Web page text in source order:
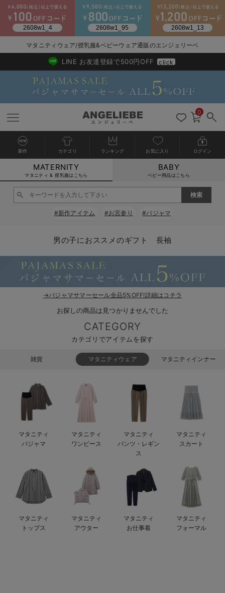
マタニティウェア全て
マタニティ ワンピース
マタニティ トップス
マタニティ アウター（コート）・ママコート
マタニティ 下着・インナー全て
授乳ブラ・マタニティブラ（マタニティインナー・産後用品）
マタニティ 授乳 キャミソール
産褥ショーツ
骨盤・マタニティベルト （妊娠中・産後）
マタニティ 腹巻き
授乳服全て
マタニティ フォーマル全て
マタニティ スーツ
マタニティ フォーマル パンツ・ボトムス
授乳用品全て
妊婦用 抱き枕・授乳クッション
マタニティレッグウェア全て
マタニティストッキング・タイツ
マタニティ ボディケア全て
アウトレット全て
【アウトレット】ワンピース
【アウトレット】パジャマ
【アウトレット】インナー
【アウトレット】ベビー
特集全て
コットン素材
ブラトップ
快適機能ウェア特集 トップス
快適機能ウェア特集 ボトムス
快適機能ウェア特集 パジャマ
安心の日本製。先輩ママが買ってよかった！本当に必要な出産準備品
ハレの日に着るANGELIEBEのセレモニー
買って正解！高評価レビューアイテム
再入荷全て
再入荷｜インナー
戻る
送料無料アイテム全て
ワンピース
スカート
パジャマ
インナー
ベビー
戻る
ブラキャミ おまとめ
MAX55%OFF ブラックフ
戻る
【37周年祭セール】
【37周年祭セール】
戻る
気温差別オススメア
【15℃】3月下旬～
戻る
動きやすく着回しで
戻る
強撚スムース(コスパ
戻る
マタニティウェア
【おまとめ割】パジ
戻る
こだわりの履き心地
カジュアル
オフィス
戻る
ジャケット派
きれいめ美脚パンツ派
ツィード派
王道シンプル派
戻る
出産準備応援割全て
マタニティパジャマ
戻る
【オフィスカジュア
戻る
レギンスタイプ
戻る
【フォーマル】ワン
戻る
【ベビー】長袖
戻る
ハンカチ
短肌着
セット
戻る
快適ウェア10%OFF
快適ウェア10%OFF
戻る
春のマタニティワン
セットアップ・ レイ
ジャンパースカート/
ワーク・オフィス
カジュアル
あったかアイテム｜
戻る
Gift Selection 出産
〜3,000円（税込）
10,001円（税込）〜
女の子におススメの
男の子におススメの
もらって嬉しいギフト
何枚あっても嬉しい
長く使えるアイテム
お部屋映えアイテム
戻る
冬の冷え対策インナ
薄くてあったか
保温&リカバリー
レギンス・タイツ
カップ付きインナー
裏起毛素材
戻る
入院準備の持ち物チ
入院してすぐ使うグ
戻る
冬のあったか特集全て
【冬のあったか特集
【冬のあったか特集
マタニティウェア/授乳服&ベビーウェア通販のエンジェリーベ
2026/NewArrival
送料495円(一部地域を除く) 7,700円以上で送料無料
LINE お友達登録で500円OFF click
0
新作 カテゴリ ランキング お気に入り ログイン
MATERNITY
マタニティ & 授乳服はこちら
BABY
ベビー用品はこちら
#新作アイテム #お宮参り #パジャマ
男の子におススメのギフト 長袖
→パジャマサマーセール全品5%OFF!詳細はコチラ
お探しの商品は見つかりませんでした
CATEGORY
カテゴリでアイテムを探す
雑貨 マタニティウェア マタニティインナー
マタニティ
パジャマ
マタニティ
ワンピース
マタニティ
パンツ・レギン
ス
マタニティ
スカート
マタニティ
トップス
マタニティ
アウター
マタニティ
お仕事着
マタニティ
フォーマル
カートに入れる
閉じる